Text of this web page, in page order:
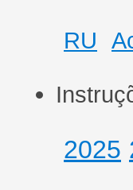
RU
2025